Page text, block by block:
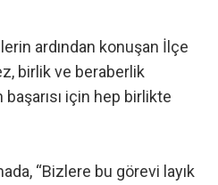
ardından konuşan İlçe
birlik ve beraberlik
için hep birlikte
“Bizlere bu görevi layık